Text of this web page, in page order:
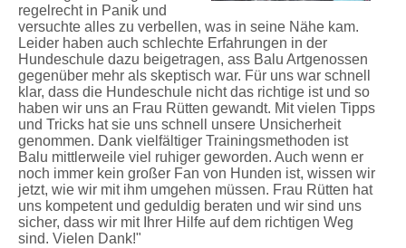
regelrecht in Panik und
versuchte alles zu verbellen, was in seine Nähe kam.
Leider haben auch schlechte Erfahrungen in der
Hundeschule dazu beigetragen, ass Balu Artgenossen
gegenüber mehr als skeptisch war. Für uns war schnell
klar, dass die Hundeschule nicht das richtige ist und so
haben wir uns an Frau Rütten gewandt. Mit vielen Tipps
und Tricks hat sie uns schnell unsere Unsicherheit
genommen. Dank vielfältiger Trainingsmethoden ist
Balu mittlerweile viel ruhiger geworden. Auch wenn er
noch immer kein großer Fan von Hunden ist, wissen wir
jetzt, wie wir mit ihm umgehen müssen. Frau Rütten hat
uns kompetent und geduldig beraten und wir sind uns
sicher, dass wir mit Ihrer Hilfe auf dem richtigen Weg
sind. Vielen Dank!"